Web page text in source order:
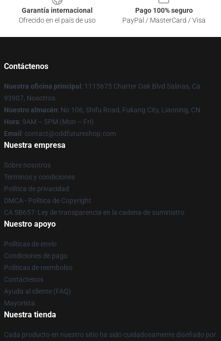
Garantía internacional
Ofrecido en el país de uso
Pago 100% seguro
PayPal / MasterCard / Visa
Contáctenos
Nuestra oficina principal : 1115675 Charter Oak Blvd Salinas, Ca
93907, Nosotros
Nuestro almacén: No 106, Shifu Road, Fukang City, Liaoning, CN
Hora: 9AM – 5PM (Mon – Fri)
Email : contact@oddfutureshop.com
Nuestra empresa
Sobre nosotros
Términos y condiciones
Política de privacidad
DMCA - Política de Copyright
CA SB657: Ley de transparencia en la cadena de suministro
Nuestro apoyo
Políticas de envío
Condiciones de pago
Políticas de reembolso
Contáctenos
Ayuda al cliente (FAQ)
Mayorista
Nuestra tienda
Cada producto en nuestro sitio ha sido cuidadosamente diseñado por